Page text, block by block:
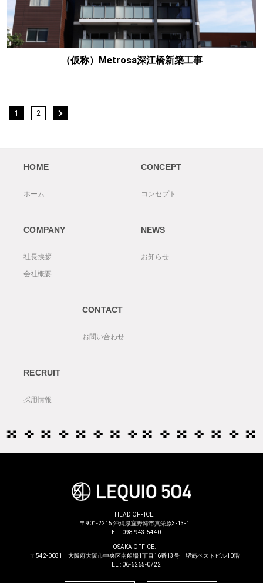
（仮称）Metrosa深江橋新築工事
1 2
HOME
ホーム
CONCEPT
コンセプト
COMPANY
社長挨拶
会社概要
NEWS
お知らせ
CONTACT
お問い合わせ
RECRUIT
採用情報
HEAD OFFICE.
〒901-2215 沖縄県宜野湾市真栄原3-13-1
TEL : 098-943-5440
OSAKA OFFICE.
〒542-0081 大阪府大阪市中央区南船場1丁目16番13号 堺筋ベストビル10階
TEL : 06-6265-0722